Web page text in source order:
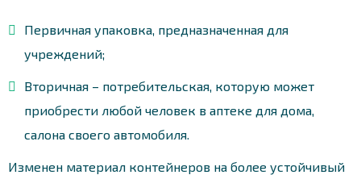
Первичная упаковка, предназначенная для
учреждений;
Вторичная – потребительская, которую может
приобрести любой человек в аптеке для дома,
салона своего автомобиля.
Изменен материал контейнеров на более устойчивый